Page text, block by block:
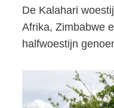
De Kalahari
Afrika, Zimbabwe
halfwoestijn